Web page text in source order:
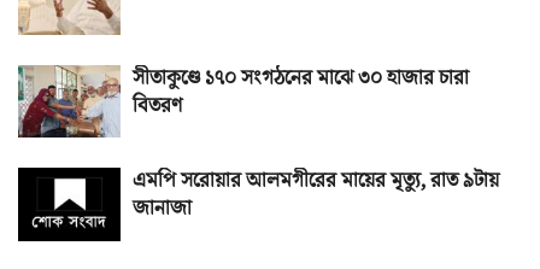
সীতাকুণ্ডে ১৭০ সংগঠনের মাঝে ৩০ হাজার চারা
বিতরণ
এমপি সরোয়ার আলমগীরের মায়ের মৃত্যু, রাত ৯টায়
জানাজা